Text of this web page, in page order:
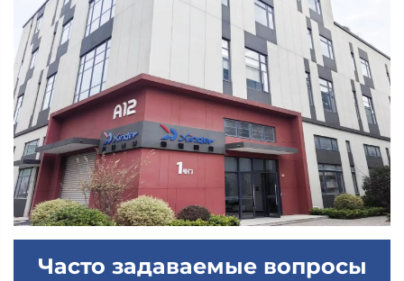
Часто задаваемые вопросы